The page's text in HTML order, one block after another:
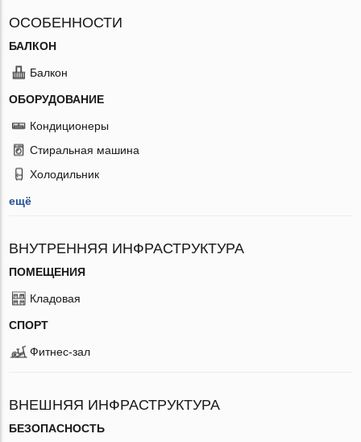
ОСОБЕННОСТИ
БАЛКОН
Балкон
ОБОРУДОВАНИЕ
Кондиционеры
Стиральная машина
Холодильник
ещё
ВНУТРЕННЯЯ ИНФРАСТРУКТУРА
ПОМЕЩЕНИЯ
Кладовая
СПОРТ
Фитнес-зал
ВНЕШНЯЯ ИНФРАСТРУКТУРА
БЕЗОПАСНОСТЬ